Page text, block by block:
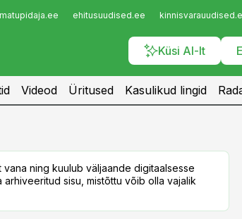
ehitusuudised.ee
Küsi AI-lt
Videod Üritused Kasulikud lingid
vana ning kuulub väljaande digitaalsesse
sisu, mistõttu võib olla vajalik